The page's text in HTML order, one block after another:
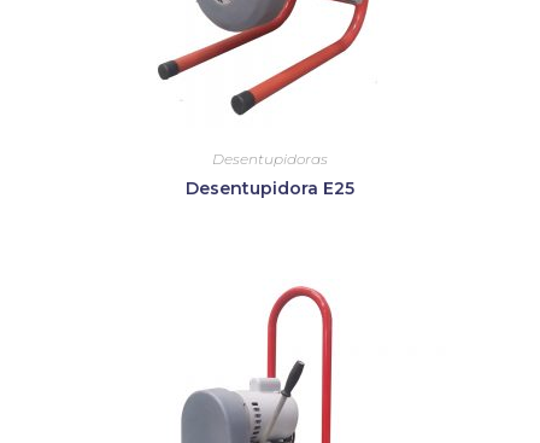
Desentupidoras
Desentupidora E25